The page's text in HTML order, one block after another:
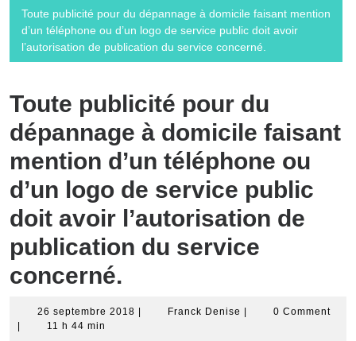
Toute publicité pour du dépannage à domicile faisant mention
d’un téléphone ou d’un logo de service public doit avoir
l’autorisation de publication du service concerné.
Toute publicité pour du
dépannage à domicile faisant
mention d’un téléphone ou
d’un logo de service public
doit avoir l’autorisation de
publication du service
concerné.
26 septembre 2018 26
Franck Denise Franck0 Comment
11 h 44 min